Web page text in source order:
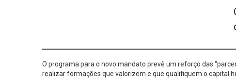
O programa para o novo mandato prevê um reforço das
realizar formações que valorizem e que qualifiquem o capital